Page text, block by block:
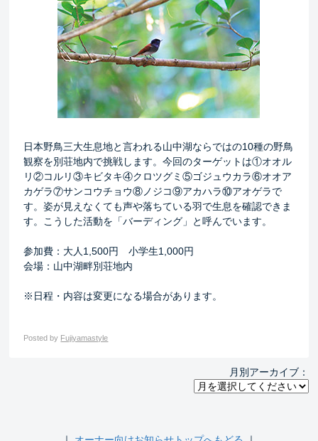
日本野鳥三大生息地と言われる山中湖ならではの10種の野鳥
観察を別荘地内で挑戦します。今回のターゲットは①オオル
リ②コルリ③キビタキ④クロツグミ⑤ゴジュウカラ⑥オオア
カゲラ⑦サンコウチョウ⑧ノジコ⑨アカハラ⑩アオゲラで
す。姿が見えなくても声や落ちている羽で生息を確認できま
す。こうした活動を「バーディング」と呼んでいます。
参加費：大人1,500円 小学生1,000円
会場：山中湖畔別荘地内
※日程・内容は変更になる場合があります。
Posted by Fujiyamastyle
月別アーカイブ：